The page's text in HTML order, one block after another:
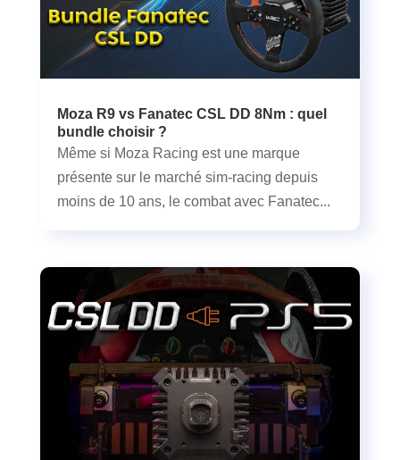
Moza R9 vs Fanatec CSL DD 8Nm : quel
bundle choisir ?
Même si Moza Racing est une marque
présente sur le marché sim-racing depuis
moins de 10 ans, le combat avec Fanatec...